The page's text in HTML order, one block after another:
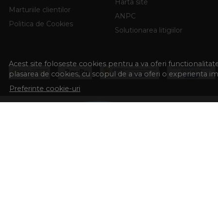
Acest site foloseste cookies pentru a va oferi
plasarea de cookies, cu scopul de a va oferi o experienta
Preferinte cookie-uri
Marturiile clientilor
Politica de Cookies
ANPC
Solutionarea litigiilor